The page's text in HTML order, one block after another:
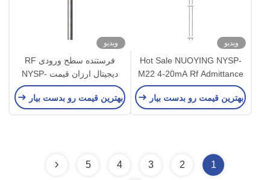
ویدیو
Hot Sale NUOYING NYSP-
M22 4-20mA Rf Admittance
Capacitive Level Meter
بهترین قیمت رو بدست بیار
ویدیو
فرستنده سطح ورودی RF
دیجیتال ارزان قیمت NYSP-
M21 برای مایعات در محیط های
پرفشار
بهترین قیمت رو بدست بیار
1
2
3
4
5